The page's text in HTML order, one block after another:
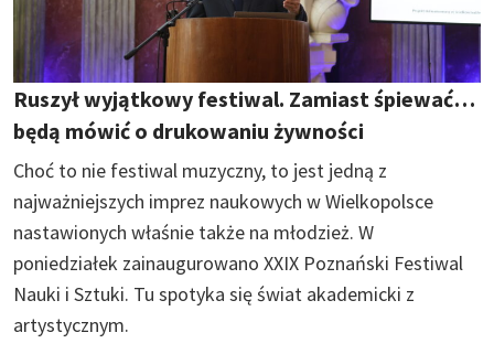
Ruszył wyjątkowy festiwal. Zamiast śpiewać…
będą mówić o drukowaniu żywności
Choć to nie festiwal muzyczny, to jest jedną z
najważniejszych imprez naukowych w Wielkopolsce
nastawionych właśnie także na młodzież. W
poniedziałek zainaugurowano XXIX Poznański Festiwal
Nauki i Sztuki. Tu spotyka się świat akademicki z
artystycznym.